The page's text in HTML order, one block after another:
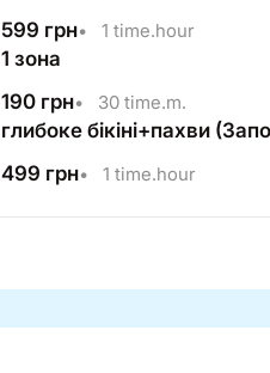
599 грн• 1 time.hour
1 зона
190 грн• 30 time.m.
глибоке бікіні+пахви
499 грн• 1 time.hour